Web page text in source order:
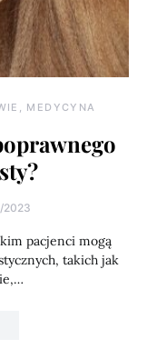
MEDYCYNA
2023
pacjenci mogą
takich jak